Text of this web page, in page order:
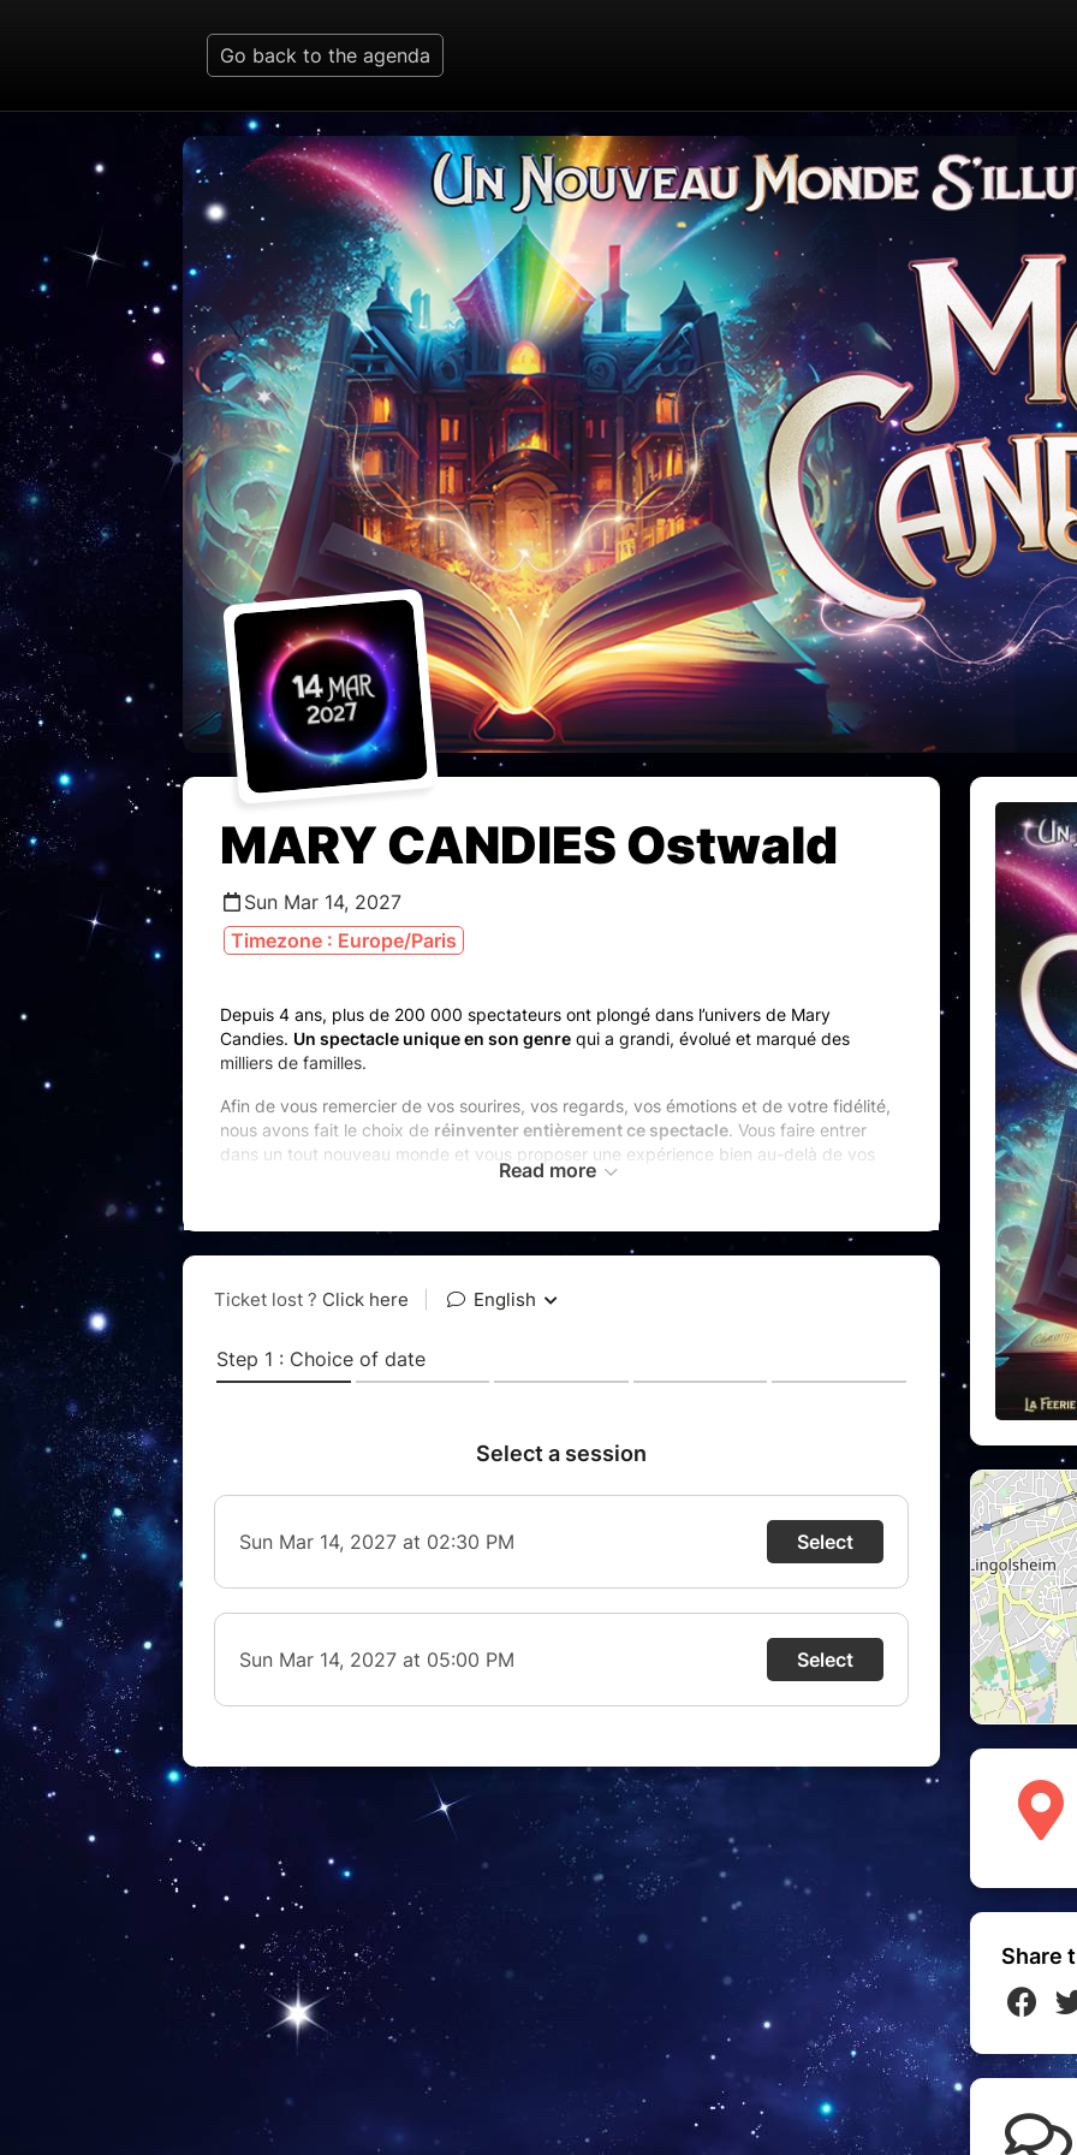
Go back to the agenda
MARY CANDIES Ostwald
Sun Mar 14, 2027
Timezone : Europe/Paris
Depuis 4 ans, plus de 200 000 spectateurs ont plongé dans l’univers de Mary
Candies. Un spectacle unique en son genre qui a grandi, évolué et marqué des
milliers de familles.
Afin de vous remercier de vos sourires, vos regards, vos émotions et de votre fidélité,
nous avons fait le choix de réinventer entièrement ce spectacle. Vous faire entrer
dans un tout nouveau monde et vous proposer une expérience bien au-delà de vos
comme vous ne l’avez jamais vu : nouveaux décors et personnages, costumes
Un spectacleplus immersif, plus intense, plus magique
Un nouveau monde s’illumine…et il n’attend plus que vous.
Billet remboursable uniquement si annulation ou report du spectacle par la production.
Read more
Share